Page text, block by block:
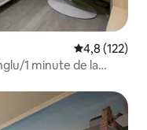
Évaluation
4,8 (122)
1 minute de la